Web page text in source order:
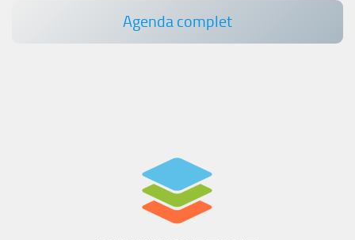
Agenda complet